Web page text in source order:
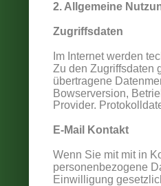
2. Allgemeine
Zugriffsdaten
Im Internet werden
Zu den Zugriffsdaten
übertragene
Bowserversion,
Provider.
E-Mail Kontakt
Wenn Sie mit mit in
personenbezogene
Einwilligung